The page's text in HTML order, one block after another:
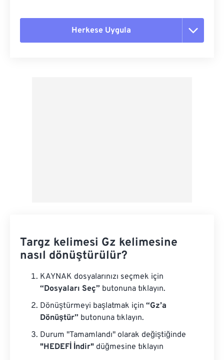
Herkese Uygula
Targz kelimesi Gz kelimesine
nasıl dönüştürülür?
KAYNAK dosyalarınızı seçmek için
“Dosyaları Seç” butonuna tıklayın.
Dönüştürmeyi başlatmak için “Gz’a
Dönüştür” butonuna tıklayın.
Durum "Tamamlandı" olarak değiştiğinde
"HEDEFİ İndir" düğmesine tıklayın